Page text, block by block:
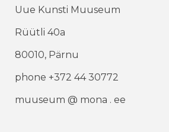
Uue Kunsti Muuseum
Rüütli 40a
80010, Pärnu
phone +372 44 30772
muuseum @ mona . ee